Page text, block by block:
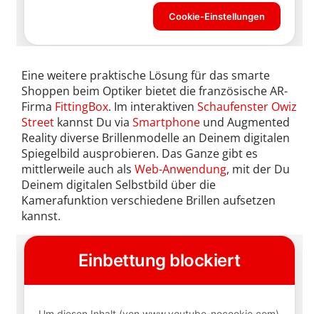
Eine weitere praktische Lösung für das smarte
Shoppen beim Optiker bietet die französische AR-
Firma FittingBox. Im interaktiven Schaufenster Owiz
Street kannst Du via Smartphone und Augmented
Reality diverse Brillenmodelle an Deinem digitalen
Spiegelbild ausprobieren. Das Ganze gibt es
mittlerweile auch als Web-Anwendung, mit der Du
Deinem digitalen Selbstbild über die
Kamerafunktion verschiedene Brillen aufsetzen
kannst.